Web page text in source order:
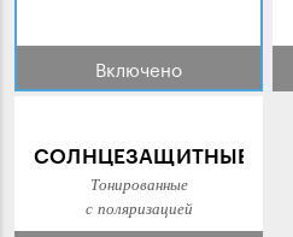
Включено
СОЛНЦЕЗАЩИТНЫЕ
Тонированные
с поляризацией